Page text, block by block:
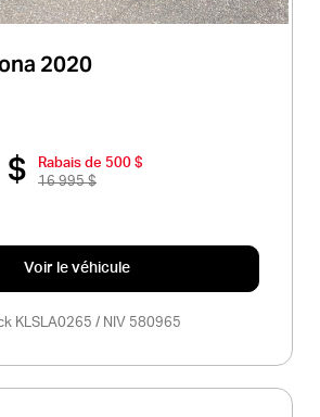
2020
$
Rabais de 500 $
16 995 $
Voir le véhicule
KLSLA0265 / NIV 580965